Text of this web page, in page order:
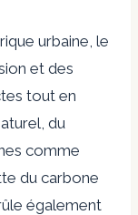
urbaine, le
et des
tout en
du
comme
du carbone
également